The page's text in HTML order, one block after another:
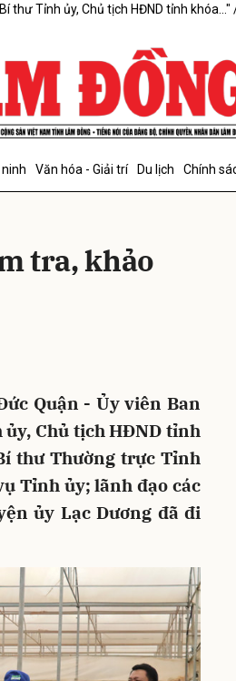
thư Tỉnh ủy, Chủ tịch HĐND tỉnh khóa..."
Văn hóa - Giải trí Du lịch Chính
tra, khảo
Quận - Ủy viên Ban
Chủ tịch HĐND tỉnh
thư Thường trực Tỉnh
Tỉnh ủy; lãnh đạo các
ủy Lạc Dương đã đi